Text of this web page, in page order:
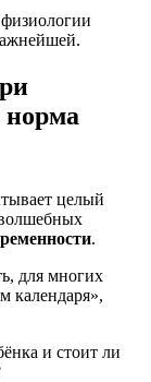
целый
.
для многих
календаря»,
и стоит ли